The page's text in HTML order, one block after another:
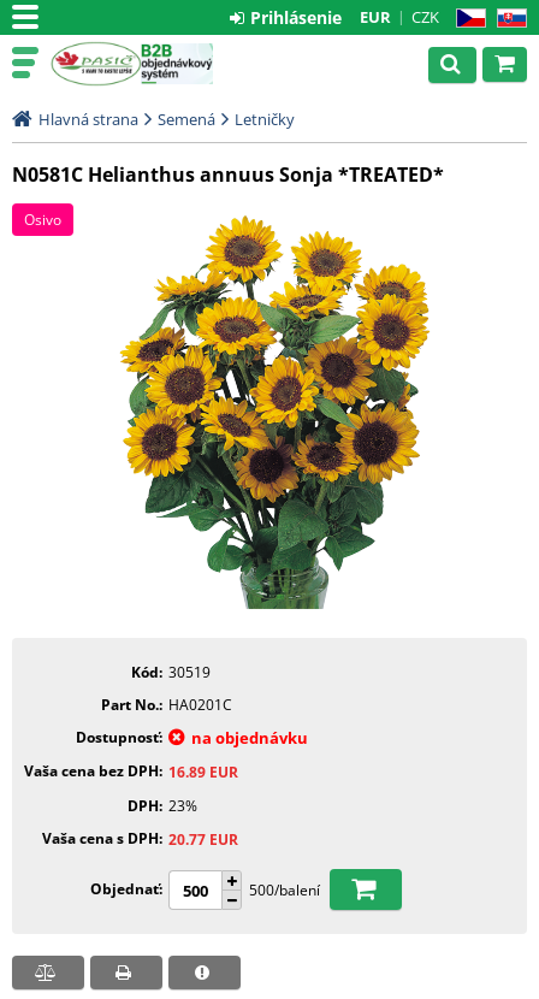
CZ SK
EUR CZK
Prihlásenie
Hlavná strana Semená Letničky
N0581C Helianthus annuus Sonja *TREATED*
Osivo
Kód 30519
Part No. HA0201C
Dostupnosť
na objednávku
Vaša cena bez DPH 16.89 EUR
DPH 23%
Vaša cena s DPH 20.77 EUR
Objednať 500/balení